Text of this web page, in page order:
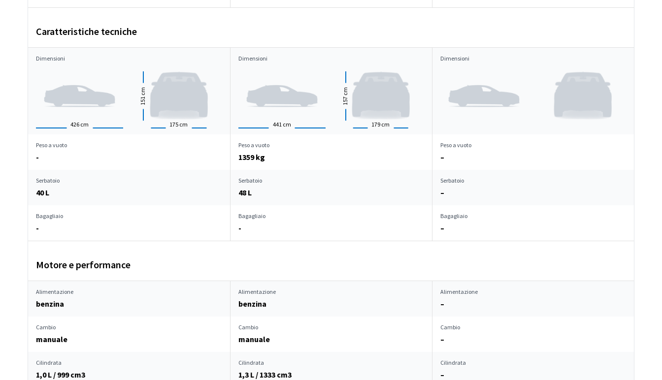
Caratteristiche tecniche
Dimensioni
426 cm 175 cm
151
cm
Dimensioni
441 cm 179 cm
157
cm
Dimensioni
Peso a vuoto
-
Peso a vuoto
1359 kg
Peso a vuoto
–
Serbatoio
40 L
Serbatoio
48 L
Serbatoio
–
Bagagliaio
-
Bagagliaio
-
Bagagliaio
–
Motore e performance
Alimentazione
benzina
Alimentazione
benzina
Alimentazione
–
Cambio
manuale
Cambio
manuale
Cambio
–
Cilindrata
1,0 L / 999 cm3
Cilindrata
1,3 L / 1333 cm3
Cilindrata
–